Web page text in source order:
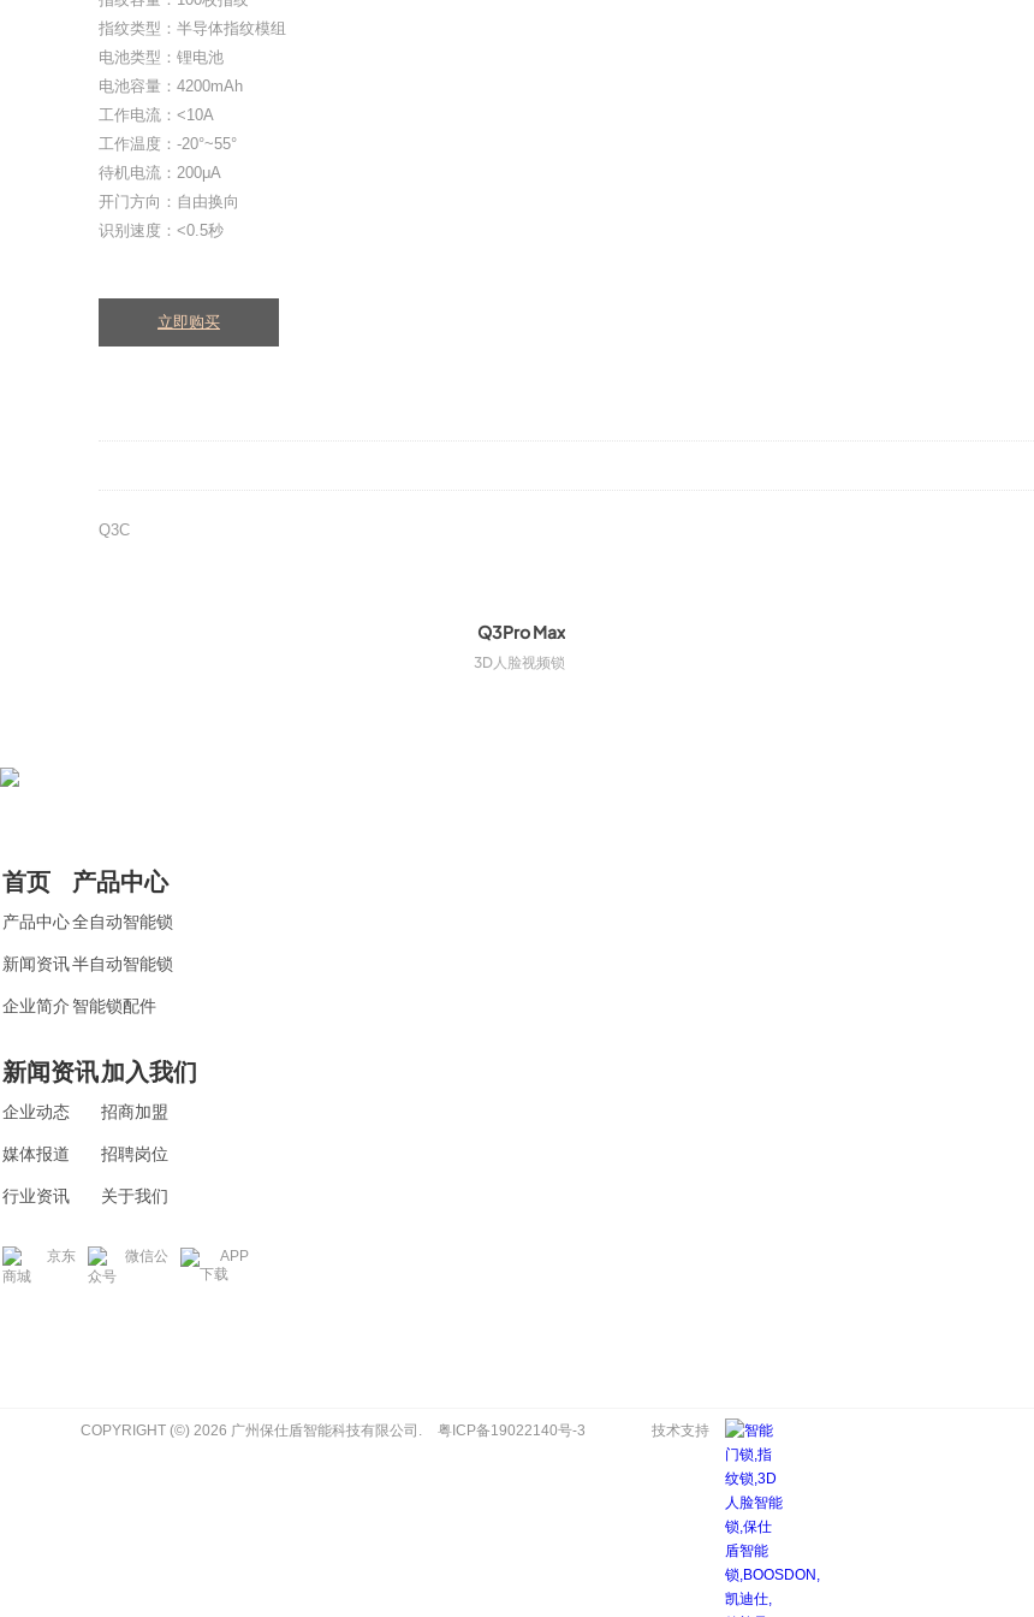
指纹类型：半导体指纹模组
电池类型：锂电池
电池容量：4200mAh
工作电流：<10A
工作温度：-20°~55°
待机电流：200μA
开门方向：自由换向
识别速度：<0.5秒
立即购买
Q3C
Q3Pro Max
3D人脸视频锁
首页 产品中心
产品中心
新闻资讯
企业简介
​全自动智能锁
半自动智能锁
智能锁配件
新闻资讯加入我们
企业动态
媒体报道
行业资讯
招商加盟
招聘岗位
关于我们
京东
商城
​ 微信公
众号
APP
下载
COPYRIGHT (©) 2026 广州保仕盾智能科技有限公司. 粤ICP备19022140号-3 技术支持